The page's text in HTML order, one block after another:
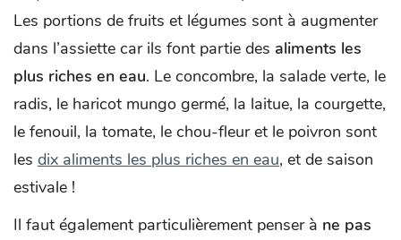
Les portions de fruits et légumes sont à augmenter
dans l’assiette car ils font partie des aliments les
plus riches en eau. Le concombre, la salade verte, le
radis, le haricot mungo germé, la laitue, la courgette,
le fenouil, la tomate, le chou-fleur et le poivron sont
les dix aliments les plus riches en eau, et de saison
estivale !
Il faut également particulièrement penser à ne pas